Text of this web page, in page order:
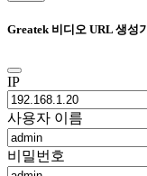
Greatek 비디오 URL 생성기
IP
사용자 이름
비밀번호